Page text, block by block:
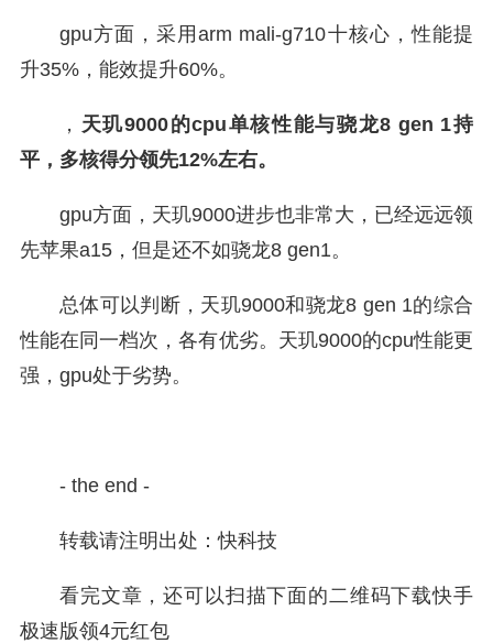
gpu方面，采用arm mali-g710十核心，性能提
升35%，能效提升60%。
， 天玑9000的cpu单核性能与骁龙8 gen 1持
平，多核得分领先12%左右。
gpu方面，天玑9000进步也非常大，已经远远领
先苹果a15，但是还不如骁龙8 gen1。
总体可以判断，天玑9000和骁龙8 gen 1的综合
性能在同一档次，各有优劣。天玑9000的cpu性能更
强，gpu处于劣势。
- the end -
转载请注明出处：快科技
看完文章，还可以扫描下面的二维码下载快手
极速版领4元红包